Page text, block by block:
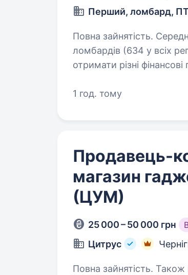
Перший, ломбард,
Повна зайнятість. Середня освіта. ПЕРШИЙ —
ломбардів (634 у всіх
отримати різні
1 год. тому
Продавець-
магазин
(ЦУМ)
25 000 – 50 000 грн
Цитрус
Повна зайнятість. Також